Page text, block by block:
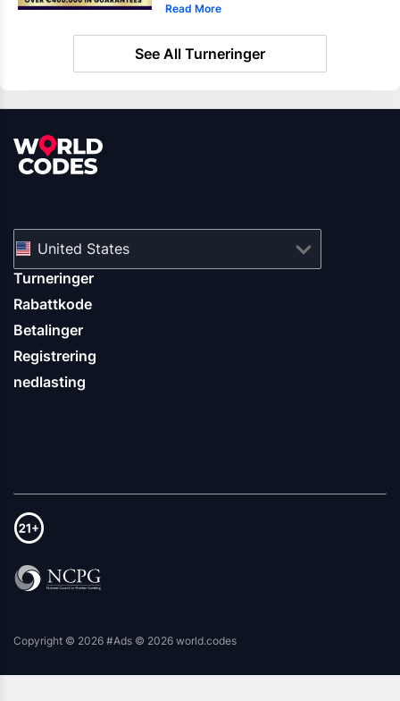
Read More
See All Turneringer
United States
Turneringer
Rabattkode
Betalinger
Registrering
nedlasting
Copyright © 2026 #Ads © 2026 world.codes